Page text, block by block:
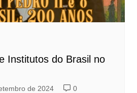
Institutos do Brasil no
de 2024 0